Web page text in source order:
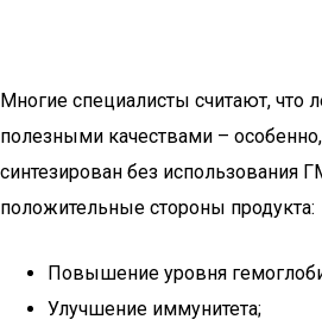
Многие специалисты считают, что
полезными качествами –
синтезирован без использования
положительные стороны продукта:
Повышение уровня
Улучшение иммунитета;